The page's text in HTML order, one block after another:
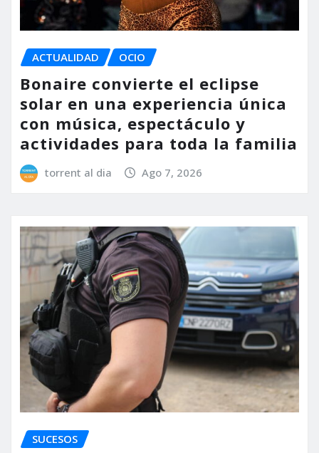
ACTUALIDAD OCIO
Bonaire convierte el eclipse
solar en una experiencia única
con música, espectáculo y
actividades para toda la familia
torrent al dia Ago 7, 2026
SUCESOS